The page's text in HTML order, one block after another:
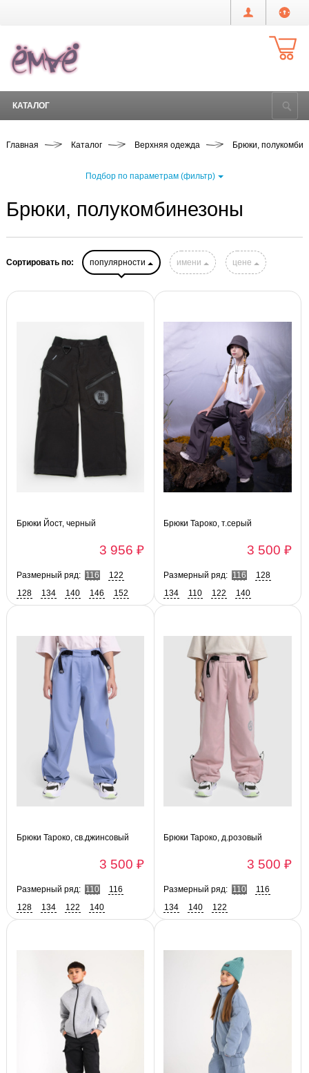
КАТАЛОГ
Главная Каталог Верхняя одежда Брюки,
Подбор по параметрам (фильтр)
Брюки, полукомбинезоны
Сортировать по: популярности имени цене
Брюки Йост, черный
3 956 ₽
Размерный ряд: 116
122
128
134 140 146
152
Брюки Тароко, т.серый
3 500 ₽
Размерный ряд: 116
128
134
110 122 140
Брюки Тароко, св.джинсовый
3 500 ₽
Размерный ряд: 110
116
128
134 122 140
Брюки Тароко, д.розовый
3 500 ₽
Размерный ряд: 110
116
134
140 122